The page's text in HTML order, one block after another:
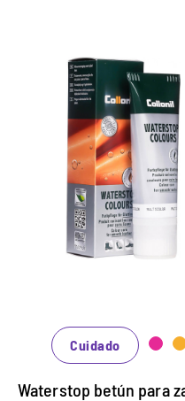
Cuidados de
crema
Mantiene todos los materiales
cuero y de alta tecnología con
impermeabilización.
Cuidado
Waterstop betún para